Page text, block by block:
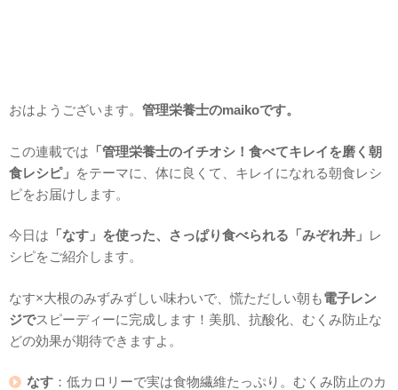
おはようございます。 管理栄養士のmaikoです。
この連載では 「管理栄養士のイチオシ！食べてキレイを磨く朝
食レシピ」 をテーマに、体に良くて、キレイになれる朝食レシ
ピをお届けします。
今日は 「なす」を使った、さっぱり食べられる「みぞれ丼」 レ
シピをご紹介します。
なす×大根のみずみずしい味わいで、慌ただしい朝も電子レン
ジでスピーディーに完成します！美肌、抗酸化、むくみ防止な
どの効果が期待できますよ。
なす ：低カロリーで実は食物繊維たっぷり。むくみ防止のカ